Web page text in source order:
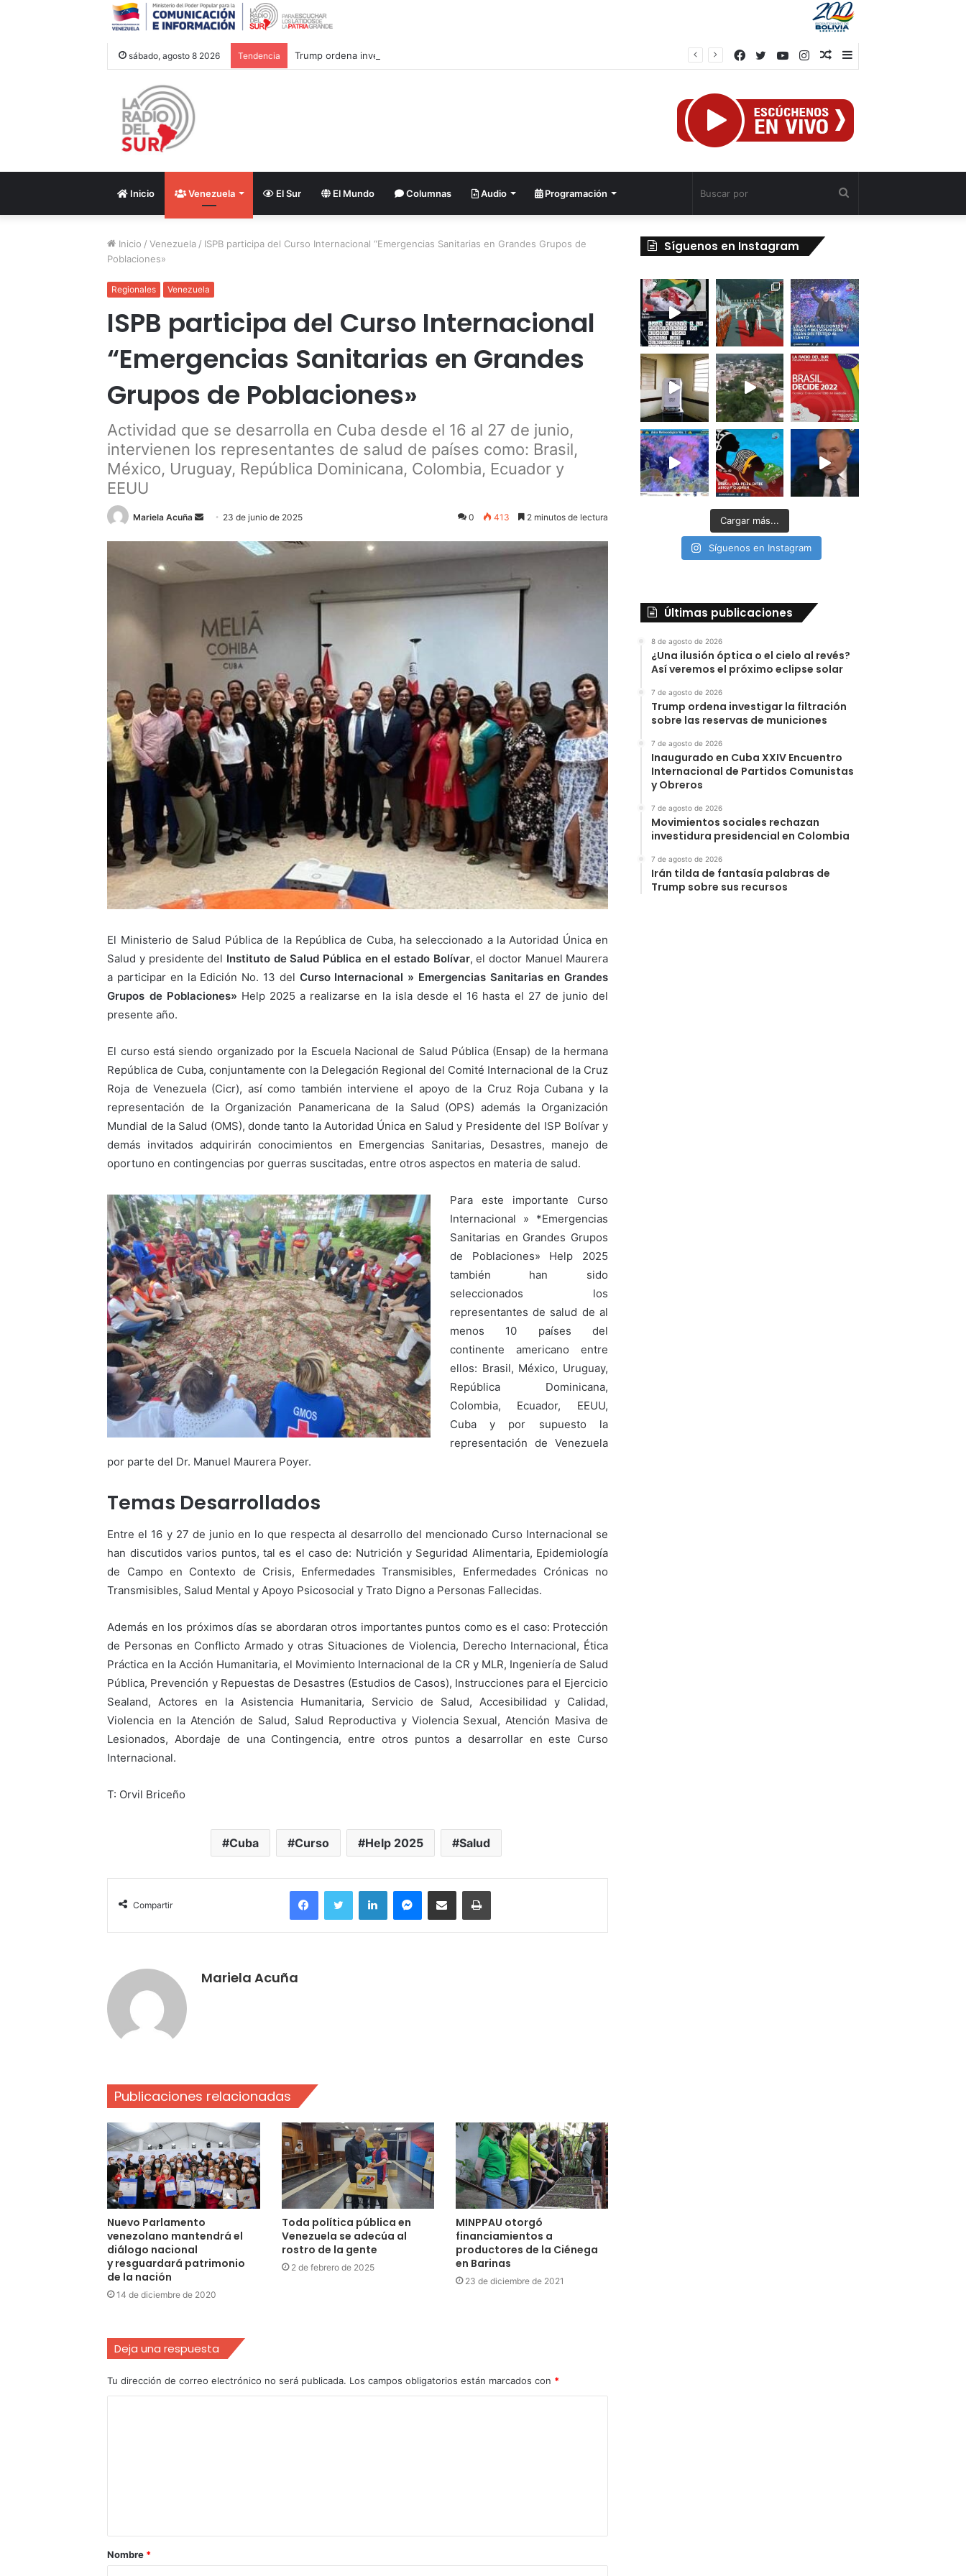
sábado, agosto 8 2026 Tendencia Trump ordena investigar la filtración sobre las reservas de municiones
Barra
Publicación
azar
Instagram
YouTube
Twitter
Facebook
Inicio Venezuela El Sur El Mundo Columnas Audio Programación
Inicio / Venezuela / ISPB participa del Curso Internacional “Emergencias Sanitarias en Grandes Grupos de
Poblaciones»
Regionales Venezuela
ISPB participa del Curso Internacional
“Emergencias Sanitarias en Grandes
Grupos de Poblaciones»
Actividad que se desarrolla en Cuba desde el 16 al 27 de junio,
intervienen los representantes de salud de países como: Brasil,
México, Uruguay, República Dominicana, Colombia, Ecuador y
EEUU
Mariela Acuña
Send23 de junio de 2025 0 413 2 minutos de lectura
El Ministerio de Salud Pública de la República de Cuba, ha seleccionado a la Autoridad Única en
Salud y presidente del Instituto de Salud Pública en el estado Bolívar, el doctor Manuel Maurera
a participar en la Edición No. 13 del Curso Internacional » Emergencias Sanitarias en Grandes
Grupos de Poblaciones» Help 2025 a realizarse en la isla desde el 16 hasta el 27 de junio del
presente año.
El curso está siendo organizado por la Escuela Nacional de Salud Pública (Ensap) de la hermana
República de Cuba, conjuntamente con la Delegación Regional del Comité Internacional de la Cruz
Roja de Venezuela (Cicr), así como también interviene el apoyo de la Cruz Roja Cubana y la
representación de la Organización Panamericana de la Salud (OPS) además la Organización
Mundial de la Salud (OMS), donde tanto la Autoridad Única en Salud y Presidente del ISP Bolívar y
demás invitados adquirirán conocimientos en Emergencias Sanitarias, Desastres, manejo de
oportuno en contingencias por guerras suscitadas, entre otros aspectos en materia de salud.
Para este importante Curso
Internacional » *Emergencias
Sanitarias en Grandes Grupos
de Poblaciones» Help 2025
también han sido
seleccionados los
representantes de salud de al
menos 10 países del
continente americano entre
ellos: Brasil, México, Uruguay,
República Dominicana,
Colombia, Ecuador, EEUU,
Cuba y por supuesto la
representación de Venezuela
por parte del Dr. Manuel Maurera Poyer.
Temas Desarrollados
Entre el 16 y 27 de junio en lo que respecta al desarrollo del mencionado Curso Internacional se
han discutidos varios puntos, tal es el caso de: Nutrición y Seguridad Alimentaria, Epidemiología
de Campo en Contexto de Crisis, Enfermedades Transmisibles, Enfermedades Crónicas no
Transmisibles, Salud Mental y Apoyo Psicosocial y Trato Digno a Personas Fallecidas.
Además en los próximos días se abordaran otros importantes puntos como es el caso: Protección
de Personas en Conflicto Armado y otras Situaciones de Violencia, Derecho Internacional, Ética
Práctica en la Acción Humanitaria, el Movimiento Internacional de la CR y MLR, Ingeniería de Salud
Pública, Prevención y Repuestas de Desastres (Estudios de Casos), Instrucciones para el Ejercicio
Sealand, Actores en la Asistencia Humanitaria, Servicio de Salud, Accesibilidad y Calidad,
Violencia en la Atención de Salud, Salud Reproductiva y Violencia Sexual, Atención Masiva de
Lesionados, Abordaje de una Contingencia, entre otros puntos a desarrollar en este Curso
Internacional.
T: Orvil Briceño
Cuba Curso Help 2025 Salud
Compartir
FacebookTwitter LinkedInMessengerCompartir por correo electrónicoImprimir
Mariela Acuña
Publicaciones relacionadas
Nuevo Parlamento
venezolano mantendrá el
diálogo nacional
y resguardará patrimonio
de la nación
14 de diciembre de 2020
Toda política pública en
Venezuela se adecúa al
rostro de la gente
2 de febrero de 2025
MINPPAU otorgó
financiamientos a
productores de la Ciénega
en Barinas
23 de diciembre de 2021
Deja una respuesta
Tu dirección de correo electrónico no será publicada. Los campos obligatorios están marcados con *
Nombre *
Síguenos en Instagram
Cargar más...
Síguenos en Instagram
Últimas publicaciones
8 de agosto de 2026
¿Una ilusión óptica o el cielo al revés?
Así veremos el próximo eclipse solar
7 de agosto de 2026
Trump ordena investigar la filtración
sobre las reservas de municiones
7 de agosto de 2026
Inaugurado en Cuba XXIV Encuentro
Internacional de Partidos Comunistas
y Obreros
7 de agosto de 2026
Movimientos sociales rechazan
investidura presidencial en Colombia
7 de agosto de 2026
Irán tilda de fantasía palabras de
Trump sobre sus recursos